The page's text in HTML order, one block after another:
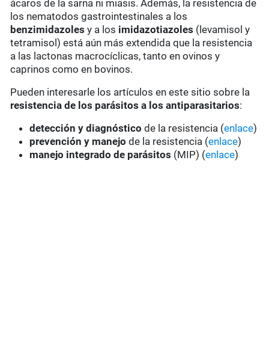
ácaros de la sarna ni miasis. Además, la resistencia de
los nematodos gastrointestinales a los
benzimidazoles y a los imidazotiazoles (levamisol y
tetramisol) está aún más extendida que la resistencia
a las lactonas macrocíclicas, tanto en ovinos y
caprinos como en bovinos.
Pueden interesarle los artículos en este sitio sobre la
resistencia de los parásitos a los antiparasitarios:
detección y diagnóstico de la resistencia (enlace)
prevención y manejo de la resistencia (enlace)
manejo integrado de parásitos (MIP) (enlace)